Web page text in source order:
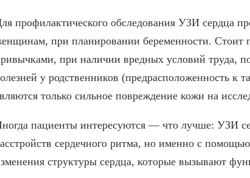
профилактического обследования УЗИ сердца
при планировании беременности. Стоит
при наличии вредных условий труда,
у родственников (предрасположенность к
только сильное повреждение кожи на
пациенты интересуются — что лучше: УЗИ
сердечного ритма, но именно с
структуры сердца, которые вызывают